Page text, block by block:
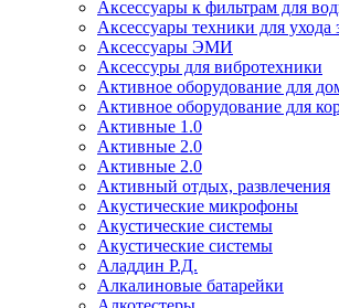
Аксессуары к фильтрам для
Аксессуары техники для ухода
Аксессуары ЭМИ
Аксессуры для вибротехники
Активное оборудование для
Активное оборудование для
Активные 1.0
Активные 2.0
Активные 2.0
Активный отдых, развлечения
Акустические микрофоны
Акустические системы
Акустические системы
Аладдин Р.Д.
Алкалиновые батарейки